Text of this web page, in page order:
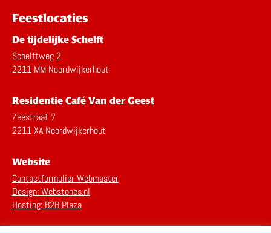
Feestlocaties
De tijdelijke Schelft
Schelftweg 2
2211 MM Noordwijkerhout
Residentie Café Van der Geest
Zeestraat 7
2211 XA Noordwijkerhout
Website
Contactformulier Webmaster
Design: Webstones.nl
Hosting: B2B Plaza